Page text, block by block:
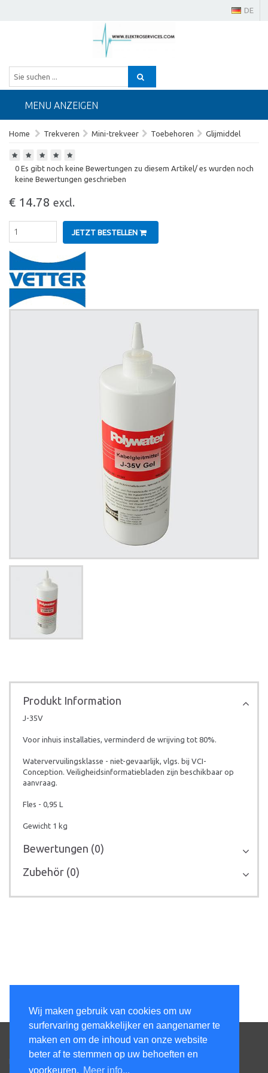
Wij maken gebruik van cookies om uw
surfervaring gemakkelijker en aangenamer te
maken en om de inhoud van onze website
beter af te stemmen op uw behoeften en
voorkeuren. Meer info...
DE
MENU ANZEIGEN
Home Trekveren Mini-trekveer Toebehoren Glijmiddel
0 Es gibt noch keine Bewertungen zu diesem Artikel/ es wurden noch
keine Bewertungen geschrieben
€ 14.78 excl.
JETZT BESTELLEN
Produkt Information
J-35V
Voor inhuis installaties, verminderd de wrijving tot 80%.
Watervervuilingsklasse - niet-gevaarlijk, vlgs. bij VCI-
Conception. Veiligheidsinformatiebladen zijn beschikbaar op
aanvraag.
Fles - 0,95 L
Gewicht 1 kg
Bewertungen (0)
Zubehör (0)
Rufen Sie uns an